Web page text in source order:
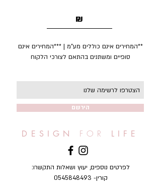
₪
**המחירים אינם כוללים מע"מ | ***המחירים אינם
סופיים ומשתנים בהתאם לצורכי הלקוח
הירשם
DESIGN FOR LIFE
לפרטים נוספים, יעוץ ושאלות התקשרו:
קורין- 0545848493